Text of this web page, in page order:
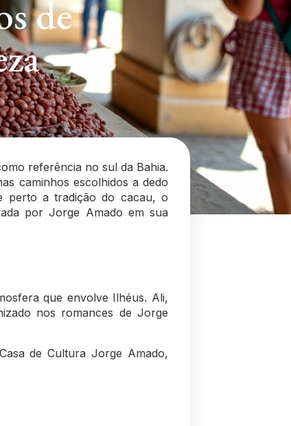
de
referência no sul da Bahia.
caminhos escolhidos a dedo
perto a tradição do cacau, o
por Jorge Amado em sua
que envolve Ilhéus. Ali,
nos romances de Jorge
de Cultura Jorge Amado,